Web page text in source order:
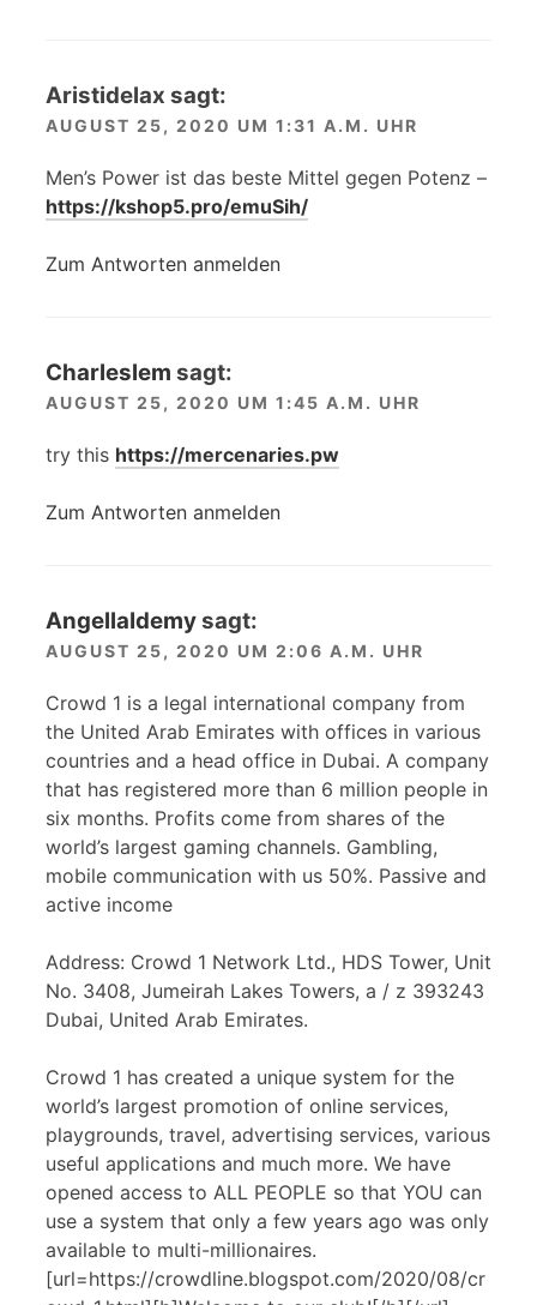
Aristidelax sagt:
AUGUST 25, 2020 UM 1:31 A.M. UHR
Men’s Power ist das beste Mittel gegen Potenz –
https://kshop5.pro/emuSih/
Zum Antworten anmelden
Charleslem sagt:
AUGUST 25, 2020 UM 1:45 A.M. UHR
try this https://mercenaries.pw
Zum Antworten anmelden
AngellaIdemysagt:
AUGUST 25, 2020 UM 2:06 A.M. UHR
Crowd 1 is a legal international company from
the United Arab Emirates with offices in various
countries and a head office in Dubai. A company
that has registered more than 6 million people in
six months. Profits come from shares of the
world’s largest gaming channels. Gambling,
mobile communication with us 50%. Passive and
active income
Address: Crowd 1 Network Ltd., HDS Tower, Unit
No. 3408, Jumeirah Lakes Towers, a / z 393243
Dubai, United Arab Emirates.
Crowd 1 has created a unique system for the
world’s largest promotion of online services,
playgrounds, travel, advertising services, various
useful applications and much more. We have
opened access to ALL PEOPLE so that YOU can
use a system that only a few years ago was only
available to multi-millionaires.
[url=https://crowdline.blogspot.com/2020/08/cr